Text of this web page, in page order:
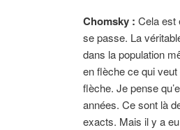
Chomsky : Cela est
se passe. La
dans la population
en flèche ce qui veut
flèche. Je pense
années. Ce sont là
exacts. Mais il y a